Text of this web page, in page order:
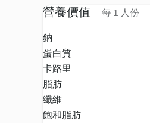
營養價值 每 1 人份
鈉
蛋白質
卡路里
脂肪
纖維
飽和脂肪